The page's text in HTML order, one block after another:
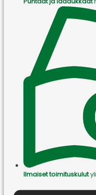
Ilmaiset toimituskulut